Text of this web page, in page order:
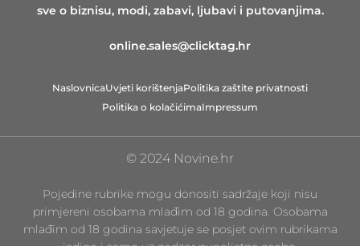
sve o biznisu, modi, zabavi, ljubavi i putovanjima.
online.sales@clicktag.hr
NaslovnicaUvjeti korištenjaPolitika zaštite privatnosti
Politika o kolačićimaImpressum
© 2024 Novine.hr
Pojedine rubrike mogu donositi sadržaje koji nisu
primjereni osobama mlađim od 18 godina. Osobama
mlađim od 18 godina savjetuje se posjet ovim rubrikama